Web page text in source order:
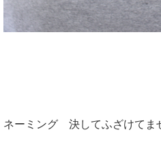
ネーミング 決してふざけてま